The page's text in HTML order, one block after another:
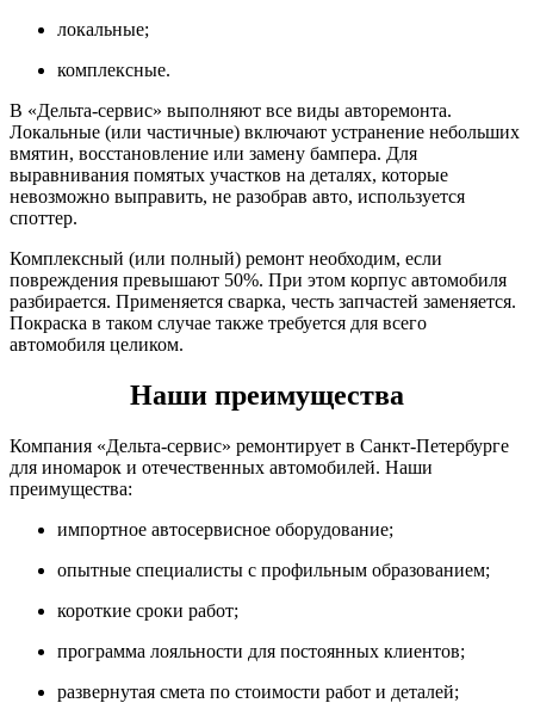
локальные;
комплексные.
В «Дельта-сервис» выполняют все виды авторемонта.
Локальные (или частичные) включают устранение небольших
вмятин, восстановление или замену бампера. Для
выравнивания помятых участков на деталях, которые
невозможно выправить, не разобрав авто, используется
споттер.
Комплексный (или полный) ремонт необходим, если
повреждения превышают 50%. При этом корпус автомобиля
разбирается. Применяется сварка, честь запчастей заменяется.
Покраска в таком случае также требуется для всего
автомобиля целиком.
Наши преимущества
Компания «Дельта-сервис» ремонтирует в Санкт-Петербурге
для иномарок и отечественных автомобилей. Наши
преимущества:
импортное автосервисное оборудование;
опытные специалисты с профильным образованием;
короткие сроки работ;
программа лояльности для постоянных клиентов;
развернутая смета по стоимости работ и деталей;